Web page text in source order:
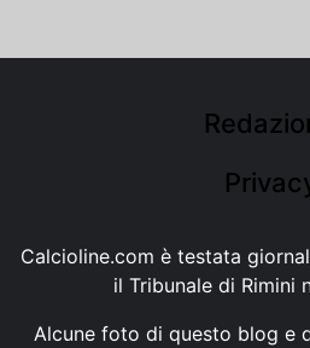
Calcioline.com è testata
il Tribunale di Rimini
Alcune foto di questo blog e